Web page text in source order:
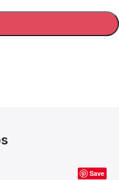
Save